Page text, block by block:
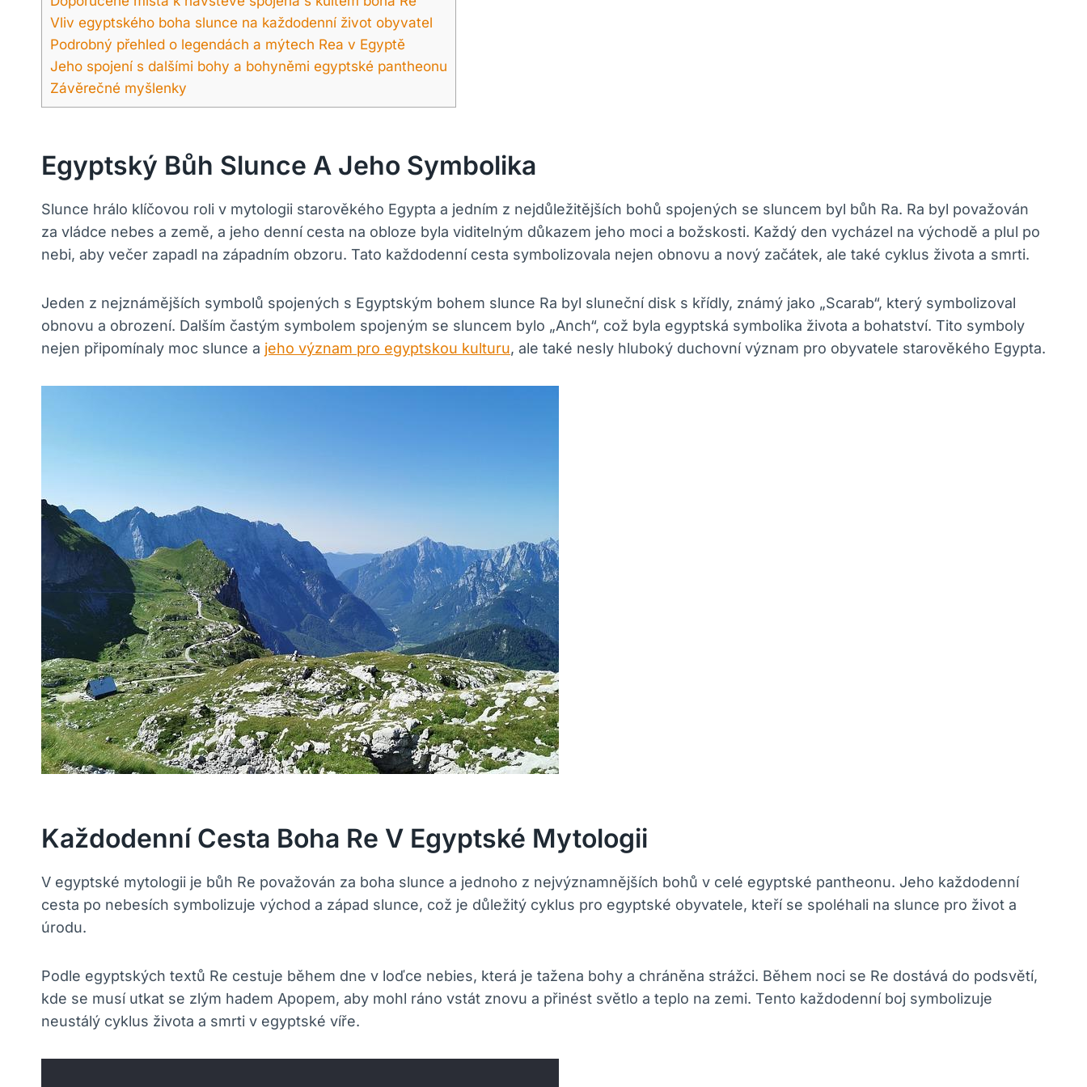
Vliv egyptského boha slunce na každodenní život obyvatel
Podrobný přehled o legendách a mýtech Rea v Egyptě
Jeho spojení s dalšími bohy a bohyněmi egyptské pantheonu
Závěrečné myšlenky
Egyptský Bůh Slunce A Jeho Symbolika
Slunce hrálo klíčovou roli v mytologii starověkého Egypta a jedním z nejdůležitějších bohů spojených se sluncem byl bůh Ra. Ra byl považován
za vládce nebes a země, a jeho denní cesta na obloze byla viditelným důkazem jeho moci a božskosti. Každý den vycházel na východě a plul po
nebi, aby večer zapadl na západním obzoru. Tato každodenní cesta symbolizovala nejen obnovu a nový začátek, ale také cyklus života a smrti.
Jeden z nejznámějších symbolů spojených s Egyptským bohem slunce Ra byl sluneční disk s křídly, známý jako „Scarab“, který symbolizoval
obnovu a obrození. Dalším častým symbolem spojeným se sluncem bylo „Anch“, což byla egyptská symbolika života a bohatství. Tito symboly
nejen připomínaly moc slunce a jeho význam pro egyptskou kulturu, ale také nesly hluboký duchovní význam pro obyvatele starověkého Egypta.
Každodenní Cesta Boha Re V Egyptské Mytologii
V egyptské mytologii je bůh Re považován za boha slunce a jednoho z nejvýznamnějších bohů v celé egyptské pantheonu. Jeho každodenní
cesta po nebesích symbolizuje východ a západ slunce, což je důležitý cyklus pro egyptské obyvatele, kteří se spoléhali na slunce pro život a
úrodu.
Podle egyptských textů Re cestuje během dne v loďce nebies, která je tažena bohy a chráněna strážci. Během noci se Re dostává do podsvětí,
kde se musí utkat se zlým hadem Apopem, aby mohl ráno vstát znovu a přinést světlo a teplo na zemi. Tento každodenní boj symbolizuje
neustálý cyklus života a smrti v egyptské víře.